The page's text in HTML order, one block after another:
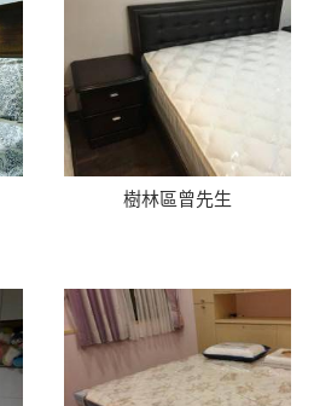
樹林區曾先生